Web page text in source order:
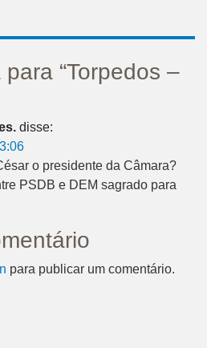
“Torpedos –
disse:
o presidente da Câmara?
PSDB e DEM sagrado para
para publicar um comentário.